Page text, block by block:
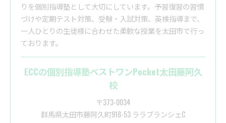
りを個別指導塾として大切にしています。予習復習の習慣
づけや定期テスト対策、受験・入試対策、英検指導まで、
一人ひとりの生徒様に合わせた柔軟な授業を太田市で行っ
ております。
ECCの個別指導塾ベストワンPocket太田藤阿久
校
〒373-0034
群馬県太田市藤阿久町918-53 ララブランシェC